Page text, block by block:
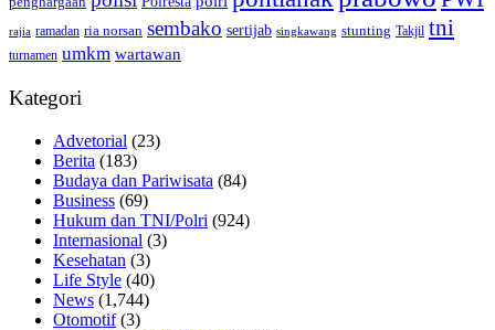
rajia ramadan ria norsan sembako sertijab singkawang stunting Takjil tni
turnamen umkm wartawan
Kategori
Advetorial (23)
Berita (183)
Budaya dan Pariwisata (84)
Business (69)
Hukum dan TNI/Polri (924)
Internasional (3)
Kesehatan (3)
Life Style (40)
News (1,744)
Otomotif(3)